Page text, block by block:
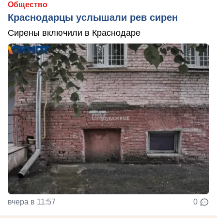
Общество
Краснодарцы услышали рев сирен
Сирены включили в Краснодаре
вчера в 11:57 0